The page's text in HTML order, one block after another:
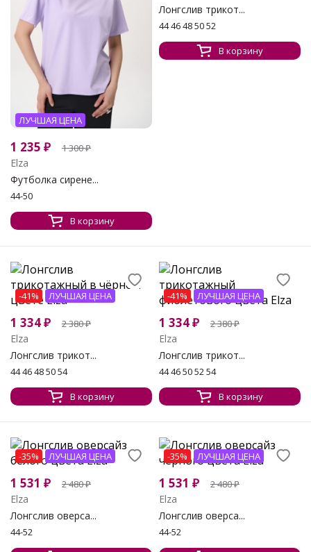
ЛУЧШАЯ ЦЕНА
1 235 ₽ 1 300₽
Elza
Футболка сирене...
44-50
В корзину
Лонгслив трикот...
44 46 48 50 52
В корзину
-41% ЛУЧШАЯ ЦЕНА
1 334₽ 2 380₽
Elza
Лонгслив трикот...
44 46 48 50 54
В корзину
-41% ЛУЧШАЯ ЦЕНА
1 334₽ 2 380₽
Elza
Лонгслив трикот...
44 46 50 52 54
В корзину
-35% ЛУЧШАЯ ЦЕНА
1 531 ₽ 2 480₽
Elza
Лонгслив оверса...
44-52
-35% ЛУЧШАЯ ЦЕНА
1 531 ₽ 2 480₽
Elza
Лонгслив оверса...
44-52